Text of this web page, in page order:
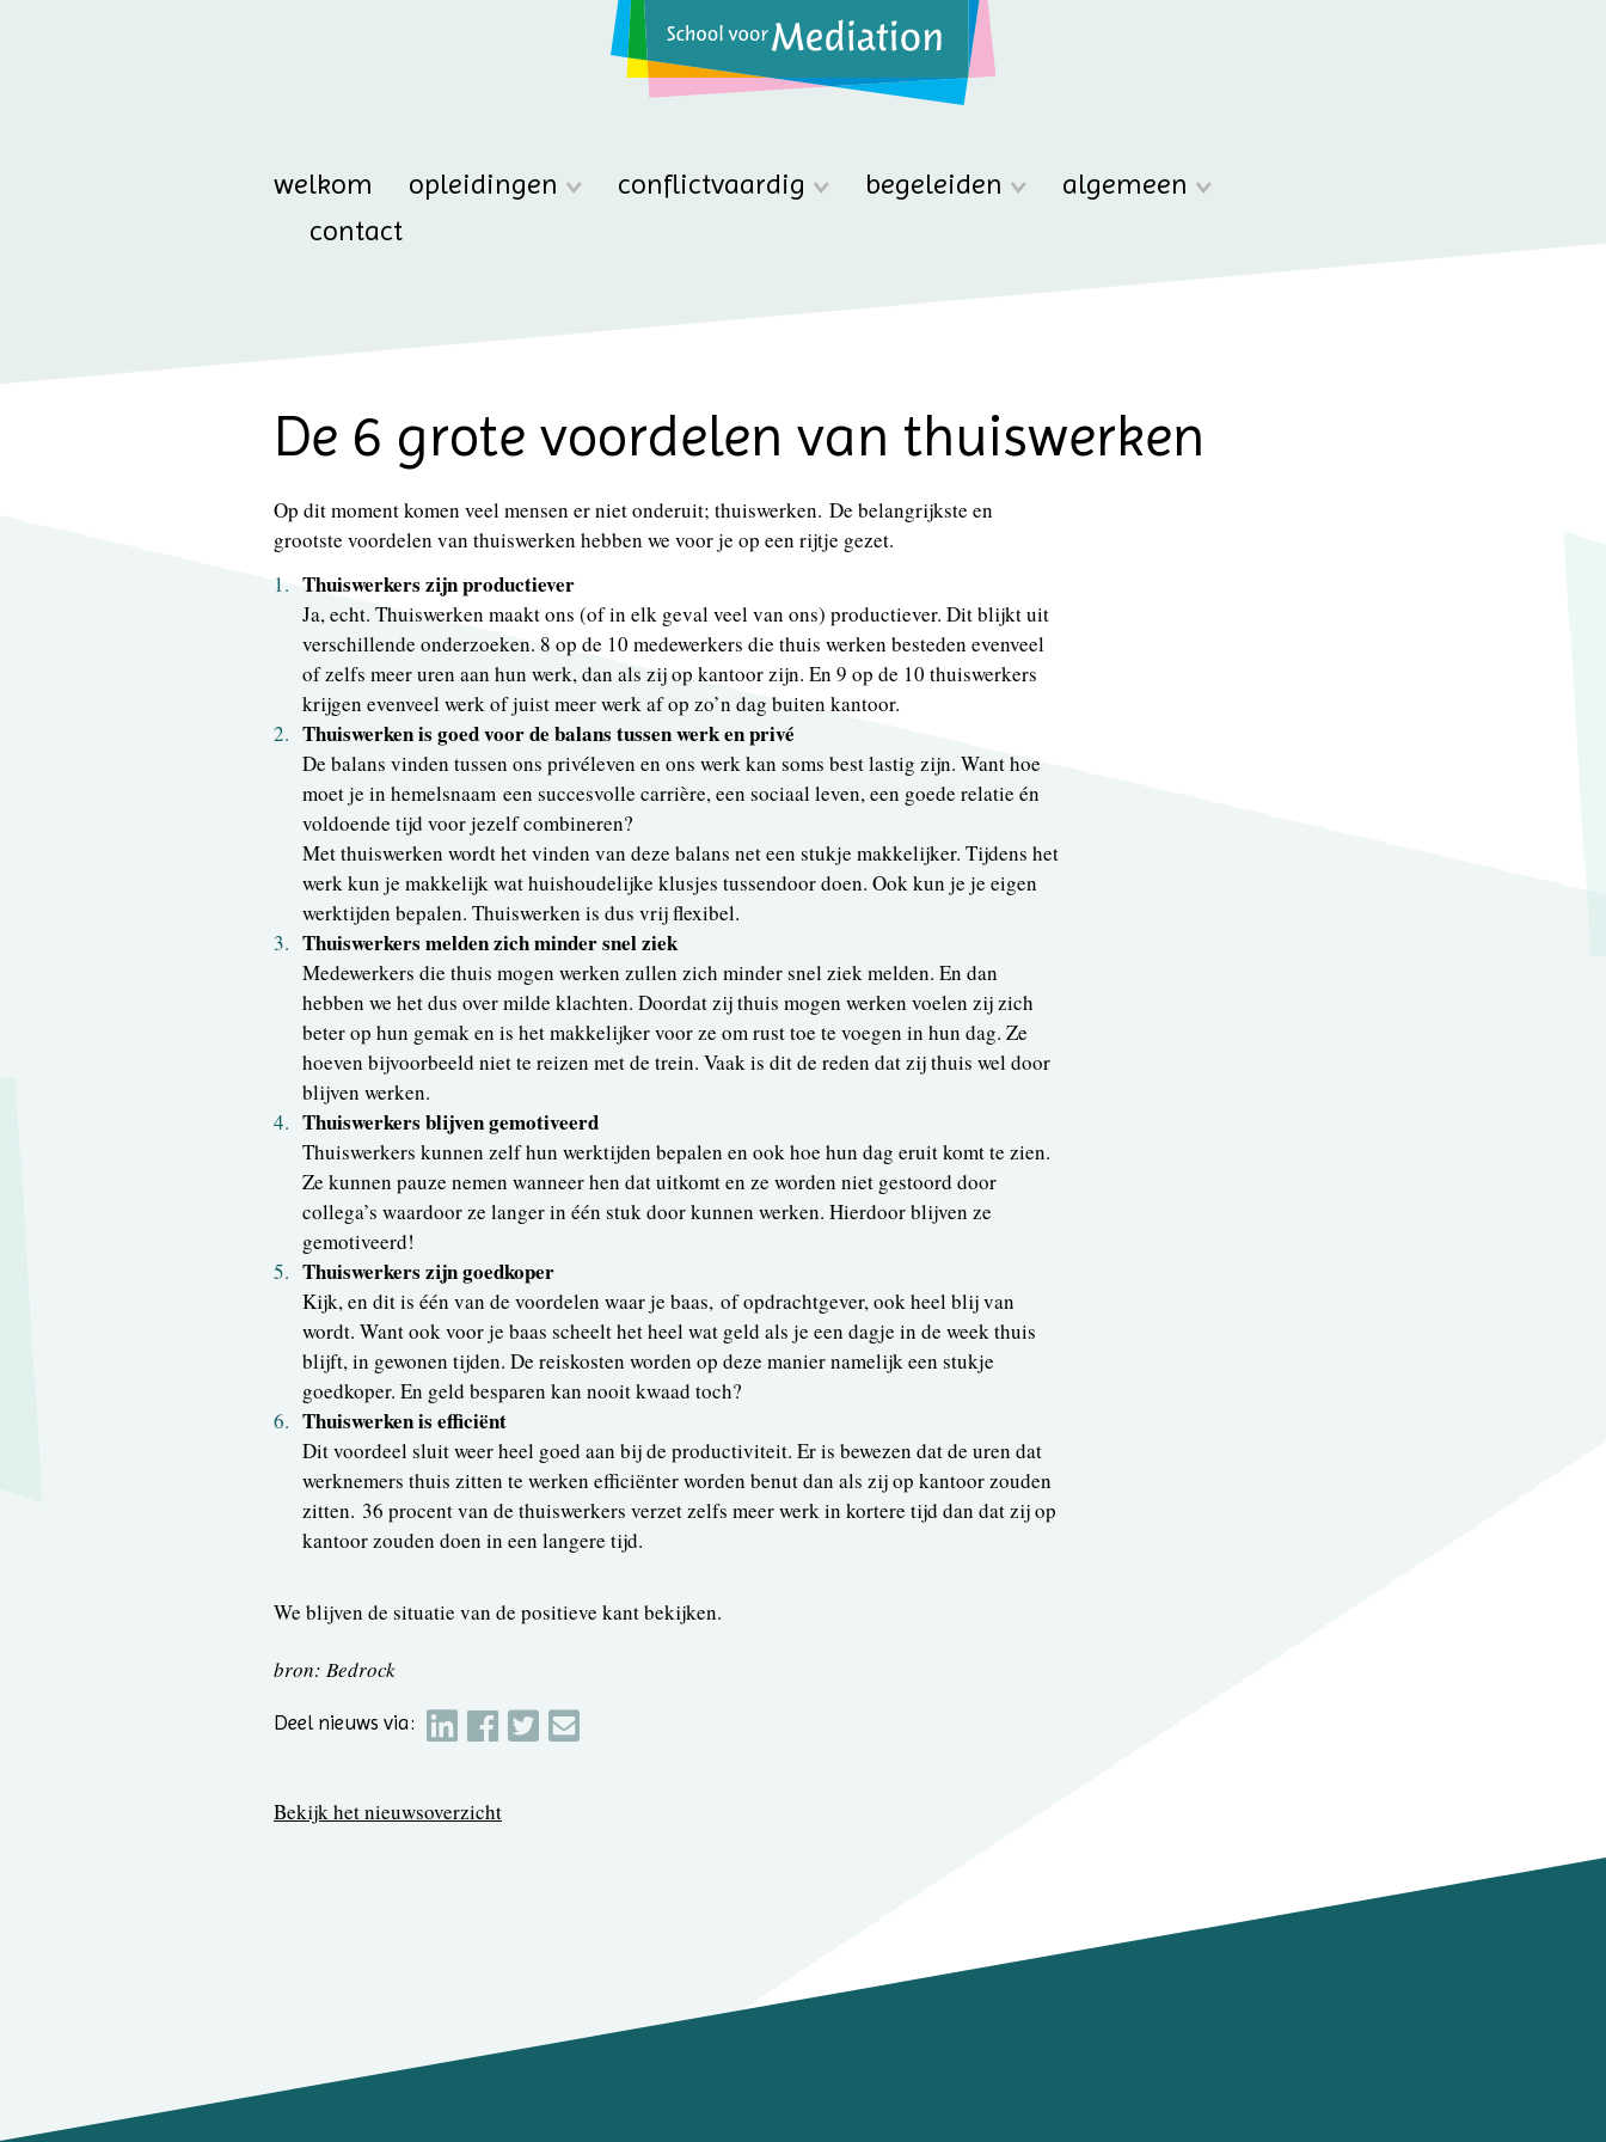
welkom opleidingen conflictvaardig begeleiden
algemeen
contact
De 6 grote voordelen van thuiswerken
Op dit moment komen veel mensen er niet onderuit; thuiswerken. De belangrijkste en
grootste voordelen van thuiswerken hebben we voor je op een rijtje gezet.
Thuiswerkers zijn productiever
Ja, echt. Thuiswerken maakt ons (of in elk geval veel van ons) productiever. Dit blijkt uit
verschillende onderzoeken. 8 op de 10 medewerkers die thuis werken besteden evenveel
of zelfs meer uren aan hun werk, dan als zij op kantoor zijn. En 9 op de 10 thuiswerkers
krijgen evenveel werk of juist meer werk af op zo’n dag buiten kantoor.
Thuiswerken is goed voor de balans tussen werk en privé
De balans vinden tussen ons privéleven en ons werk kan soms best lastig zijn. Want hoe
moet je in hemelsnaam een succesvolle carrière, een sociaal leven, een goede relatie én
voldoende tijd voor jezelf combineren?
Met thuiswerken wordt het vinden van deze balans net een stukje makkelijker. Tijdens het
werk kun je makkelijk wat huishoudelijke klusjes tussendoor doen. Ook kun je je eigen
werktijden bepalen. Thuiswerken is dus vrij flexibel.
Thuiswerkers melden zich minder snel ziek
Medewerkers die thuis mogen werken zullen zich minder snel ziek melden. En dan
hebben we het dus over milde klachten. Doordat zij thuis mogen werken voelen zij zich
beter op hun gemak en is het makkelijker voor ze om rust toe te voegen in hun dag. Ze
hoeven bijvoorbeeld niet te reizen met de trein. Vaak is dit de reden dat zij thuis wel door
blijven werken.
Thuiswerkers blijven gemotiveerd
Thuiswerkers kunnen zelf hun werktijden bepalen en ook hoe hun dag eruit komt te zien.
Ze kunnen pauze nemen wanneer hen dat uitkomt en ze worden niet gestoord door
collega’s waardoor ze langer in één stuk door kunnen werken. Hierdoor blijven ze
gemotiveerd!
Thuiswerkers zijn goedkoper
Kijk, en dit is één van de voordelen waar je baas, of opdrachtgever, ook heel blij van
wordt. Want ook voor je baas scheelt het heel wat geld als je een dagje in de week thuis
blijft, in gewonen tijden. De reiskosten worden op deze manier namelijk een stukje
goedkoper. En geld besparen kan nooit kwaad toch?
Thuiswerken is efficiënt
Dit voordeel sluit weer heel goed aan bij de productiviteit. Er is bewezen dat de uren dat
werknemers thuis zitten te werken efficiënter worden benut dan als zij op kantoor zouden
zitten. 36 procent van de thuiswerkers verzet zelfs meer werk in kortere tijd dan dat zij op
kantoor zouden doen in een langere tijd.
We blijven de situatie van de positieve kant bekijken.
bron: Bedrock
Deel nieuws via:
Bekijk het nieuwsoverzicht